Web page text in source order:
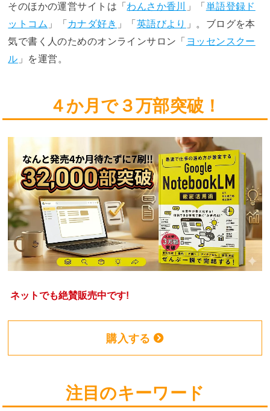
そのほかの運営サイトは「 わんさか香川 」「 単語登録ド
ットコム 」「 カナダ好き 」「 英語びより
」。ブログを本
気で書く人のためのオンラインサロン「 ヨッセンスクー
ル 」を運営。
４か月で３万部突破！
ネットでも絶賛販売中です!
購入する
注目のキーワード